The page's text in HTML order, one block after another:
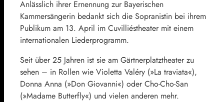
Anlässlich ihrer Ernennung zur Bayerischen
Kammersängerin bedankt sich die Sopranistin bei ihrem
Publikum am 13. April im Cuvilliéstheater mit einem
internationalen Liederprogramm.
Seit über 25 Jahren ist sie am Gärtnerplatztheater zu
sehen – in Rollen wie Violetta Valéry (»La traviata«),
Donna Anna (»Don Giovanni«) oder Cho-Cho-San
(»Madame Butterfly«) und vielen anderen mehr.